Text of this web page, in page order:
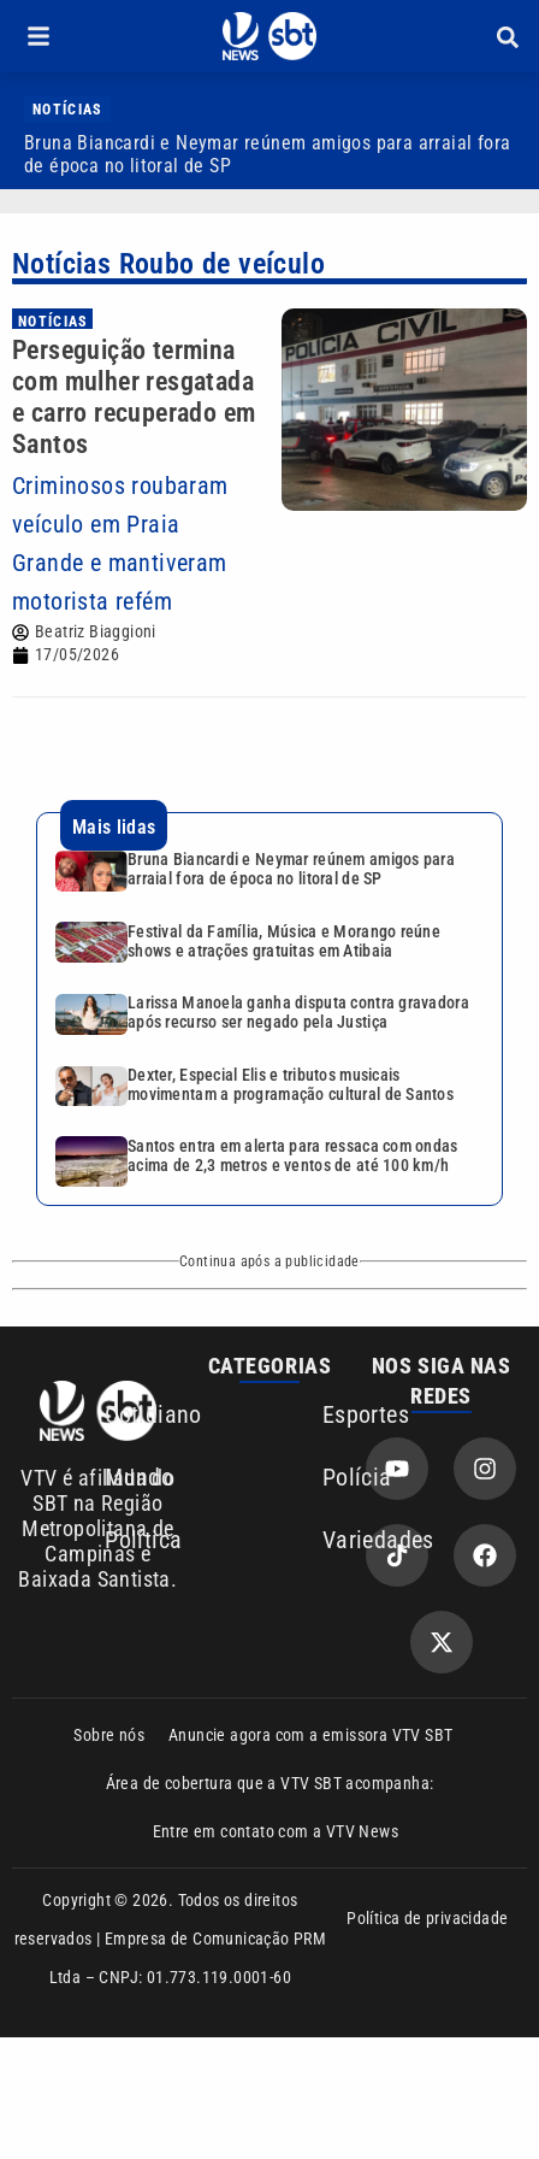
NOTÍCIAS
Bruna Biancardi e Neymar reúnem amigos para arraial fora
de época no litoral de SP
Notícias Roubo de veículo
NOTÍCIAS
Perseguição termina
com mulher resgatada
e carro recuperado em
Santos
Criminosos roubaram
veículo em Praia
Grande e mantiveram
motorista refém
Beatriz Biaggioni
17/05/2026
Mais lidas
Bruna Biancardi e Neymar reúnem amigos para
arraial fora de época no litoral de SP
Festival da Família, Música e Morango reúne
shows e atrações gratuitas em Atibaia
Larissa Manoela ganha disputa contra gravadora
após recurso ser negado pela Justiça
Dexter, Especial Elis e tributos musicais
movimentam a programação cultural de Santos
Santos entra em alerta para ressaca com ondas
acima de 2,3 metros e ventos de até 100 km/h
Continua após a publicidade
VTV é afiliada do
SBT na Região
Metropolitana de
Campinas e
Baixada Santista.
CATEGORIAS
Cotidiano Esportes
Mundo Polícia
Política Variedades
NOS SIGA NAS
REDES
Sobre nós Anuncie agora com a emissora VTV SBT
Área de cobertura que a VTV SBT acompanha:
Entre em contato com a VTV News
Copyright © 2026. Todos os direitos
reservados | Empresa de Comunicação PRM
Ltda – CNPJ: 01.773.119.0001-60
Política de privacidade